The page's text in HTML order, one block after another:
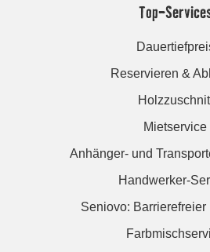
Top-
Reservieren &
Mietservice
Anhänger- und
Handwerker-
Seniovo: Barrierefreier